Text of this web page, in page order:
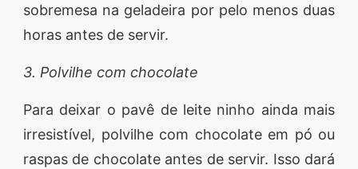
sobremesa na geladeira por pelo menos duas
horas antes de servir.
3. Polvilhe com chocolate
Para deixar o pavê de leite ninho ainda mais
irresistível, polvilhe com chocolate em pó ou
raspas de chocolate antes de servir. Isso dará